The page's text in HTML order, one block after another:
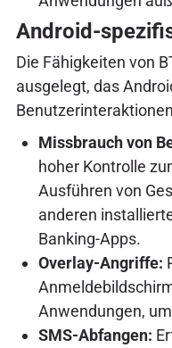
Android-
Die Fähigkeiten von
ausgelegt, das
Missbrauch von
hoher Kontrolle
Ausführen von
anderen
Banking-Apps.
Overlay-Angriffe:
Anwendungen,
SMS-Abfangen: